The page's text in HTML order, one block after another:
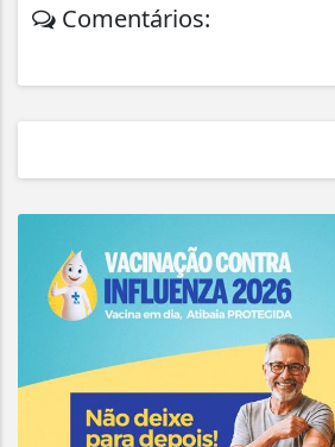
Comentários: